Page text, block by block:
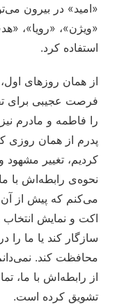
«امید» در بیرون
«ویژن»، «رویا»،
استفاده کرد.
از همان روزهای
فرصت عجیبی برای
را فاطمه و مادرم
پدرم از همان
کردیم، تغییر مشهود
نحوه‌ی رابطه‌اش با
می‌کنم که پیش از آن
اکت و نمایش
سازگار کند یا ما
محافظت کند.
از رابطه‌اش با ما،
تشویق کرده است.